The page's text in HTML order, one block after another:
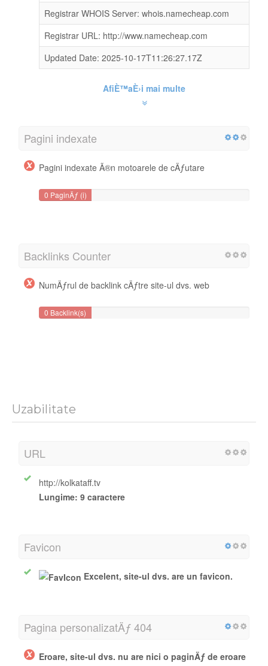
Registrar WHOIS Server: whois.namecheap.com
Registrar URL: http://www.namecheap.com
Updated Date: 2025-10-17T11:26:27.17Z
AfiÈ™aÈ›i mai multe
Pagini indexate
Pagini indexate Ã®n motoarele de cÄƒutare
0 PaginÄƒ (i)
Backlinks Counter
NumÄƒrul de backlink cÄƒtre site-ul dvs. web
0 Backlink(s)
Uzabilitate
URL
http://kolkataff.tv
Lungime: 9 caractere
Favicon
Excelent, site-ul dvs. are un favicon.
Pagina personalizatÄƒ 404
Eroare, site-ul dvs. nu are nici o paginÄƒ de eroare